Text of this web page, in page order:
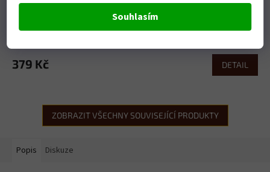
Souhlasím
379 Kč DETAIL
ZOBRAZIT VŠECHNY SOUVISEJÍCÍ PRODUKTY
Popis Diskuze